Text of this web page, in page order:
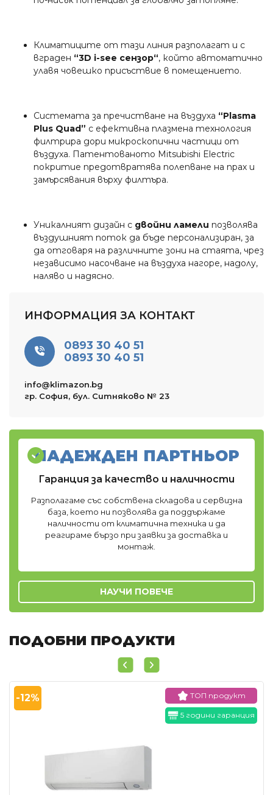
Климатиците от тази линия разполагат и с
вграден “3D i-see сензор“, който автоматично
улавя човешко присъствие в помещението.
Системата за пречистване на въздуха “Plasma
Plus Quad” с ефективна плазмена технология
филтрира дори микроскопични частици от
въздуха. Патентованото Mitsubishi Electric
покритие предотвратява полепване на прах и
замърсявания върху филтъра.
Уникалният дизайн с двойни ламели позволява
въздушният поток да бъде персонализиран, за
да отговаря на различните зони на стаята, чрез
независимо насочване на въздуха нагоре, надолу,
наляво и надясно.
ИНФОРМАЦИЯ ЗА КОНТАКТ
0893 30 40 51
0893 30 40 51
info@klimazon.bg
гр. София, бул. Ситняково № 23
НАДЕЖДЕН ПАРТНЬОР
Гаранция за качество и наличности
Разполагаме със собствена складова и сервизна
база, което ни позволява да поддържаме
наличности от климатична техника и да
реагираме бързо при заявки за доставка и
монтаж.
НАУЧИ ПОВЕЧЕ
ПОДОБНИ ПРОДУКТИ
-12% ТОП продукт
5 години гаранция